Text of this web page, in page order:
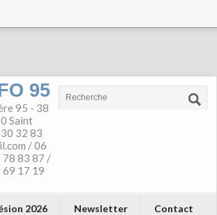
95
95 - 38
Saint
32 83
/ 06
78 83 87 /
17 19
2026 Newsletter Contact